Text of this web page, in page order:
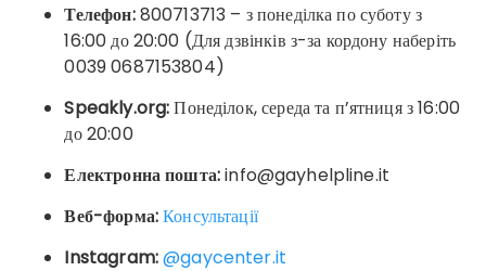
Телефон:800713713 – з понеділка по суботу з
16:00 до 20:00 (Для дзвінків з-за кордону наберіть
0039 0687153804)
Speakly.org:Понеділок, середа та п’ятниця з 16:00
до 20:00
Електронна пошта:info@gayhelpline.it
Веб-форма:Консультації
Instagram:@gaycenter.it